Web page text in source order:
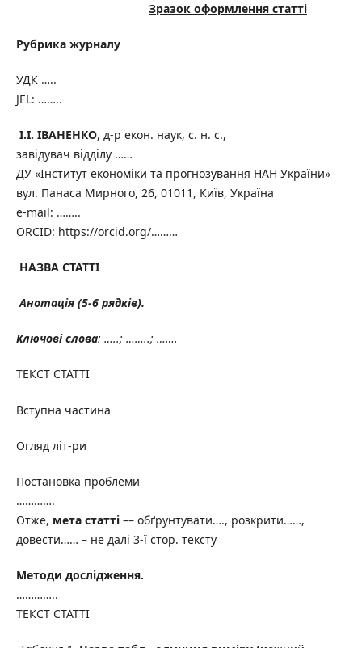
Зразок оформлення статті
Рубрика журналу
УДК …..
JEL: ……..
І.І. ІВАНЕНКО, д-р екон. наук, с. н. с.,
завідувач відділу ……
ДУ «Інститут економіки та прогнозування НАН України»
вул. Панаса Мирного, 26, 01011, Київ, Україна
e-mail: ……..
ORCID: https://orcid.org/………
НАЗВА СТАТТІ
Анотація (5-6 рядків).
Ключові слова: …..; ……..; …….
ТЕКСТ СТАТТІ
Вступна частина
Огляд літ-ри
Постановка проблеми
………….
Отже, мета статті–– обґрунтувати…., розкрити……,
довести…… – не далі 3-ї стор. тексту
Методи дослідження.
…………..
ТЕКСТ СТАТТІ